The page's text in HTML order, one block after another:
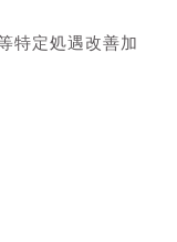
特定処遇改善加